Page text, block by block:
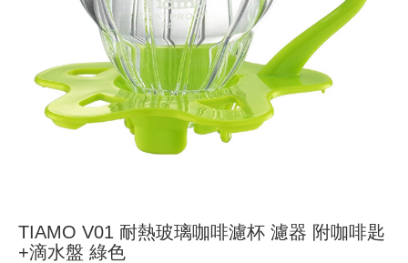
TIAMO V01 耐熱玻璃咖啡濾杯 濾器 附咖啡匙
+滴水盤 綠色